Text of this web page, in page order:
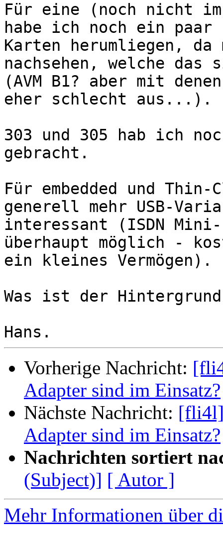
Für eine (noch nicht
habe ich noch ein paar
Karten herumliegen,
nachsehen, welche das
(AVM B1? aber mit
eher schlecht aus...).
303 und 305 hab ich
gebracht.
Für embedded und
generell mehr USB-
interessant (ISDN
überhaupt möglich -
ein kleines Vermögen).
Was ist der
Vorherige Nachricht:
Adapter sind im Einsatz?
Nächste Nachricht: [fli4l]
Adapter sind im Einsatz?
Nachrichten sortiert
(Subject)] [ Autor ]
Mehr Informationen über